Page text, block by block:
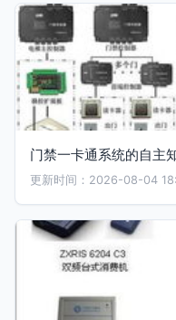
门禁一卡通系统的自主
更新时间：2026-08-04